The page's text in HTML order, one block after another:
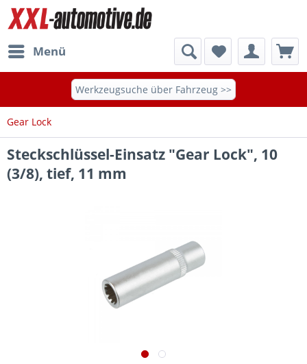
Menü
Werkzeugsuche über Fahrzeug >>
Gear Lock
Steckschlüssel-Einsatz "Gear Lock", 10
(3/8), tief, 11 mm